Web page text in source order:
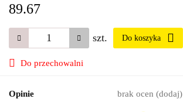
89.67
szt. Do koszyka
Do przechowalni
Opinie brak ocen (dodaj)